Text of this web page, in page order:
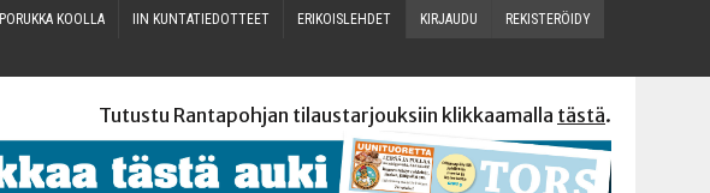
PORUK­KA KOOLLA IIN KUN­TA­TIE­DOT­TEET ERI­KOIS­LEH­DET KIR­JAU­DU REKIS­TE­RÖI­DY
Tutustu Rantapohjan tilaustarjouksiin klikkaamalla tästä.